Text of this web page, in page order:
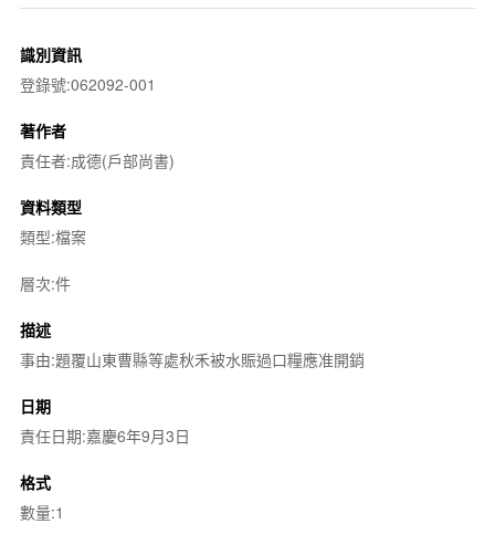
識別資訊
登錄號:062092-001
著作者
責任者:成德(戶部尚書)
資料類型
類型:檔案
層次:件
描述
事由:題覆山東曹縣等處秋禾被水賑過口糧應准開銷
日期
責任日期:嘉慶6年9月3日
格式
數量:1